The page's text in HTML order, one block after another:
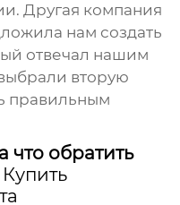
Другая компания
нам создать
отвечал нашим
вторую
правильным
обратить
Купить